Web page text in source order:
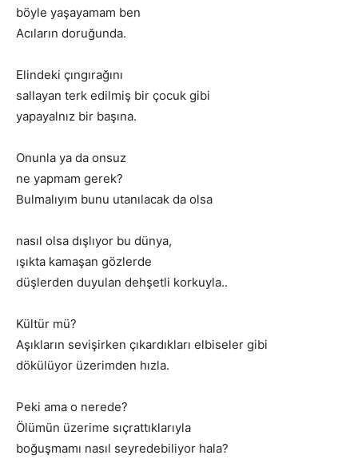
böyle yaşayamam ben
Acıların doruğunda.
Elindeki çıngırağını
sallayan terk edilmiş bir çocuk gibi
yapayalnız bir başına.
Onunla ya da onsuz
ne yapmam gerek?
Bulmalıyım bunu utanılacak da olsa
nasıl olsa dışlıyor bu dünya,
ışıkta kamaşan gözlerde
düşlerden duyulan dehşetli korkuyla..
Kültür mü?
Aşıkların sevişirken çıkardıkları elbiseler gibi
dökülüyor üzerimden hızla.
Peki ama o nerede?
Ölümün üzerime sıçrattıklarıyla
boğuşmamı nasıl seyredebiliyor hala?